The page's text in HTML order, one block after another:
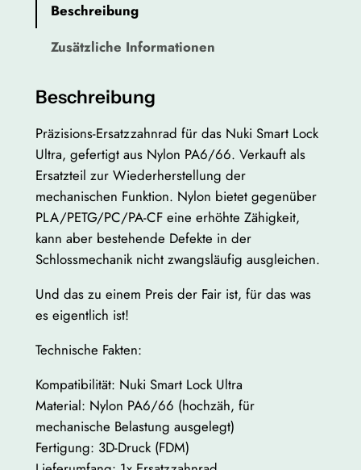
a
z
h
n
r
a
d
f
ü
N
u
k
S
m
a
r
Beschreibung
Zusätzliche Informationen
Beschreibung
Präzisions-Ersatzzahnrad für das Nuki Smart Lock
Ultra, gefertigt aus Nylon PA6/66. Verkauft als
Ersatzteil zur Wiederherstellung der
mechanischen Funktion. Nylon bietet gegenüber
PLA/PETG/PC/PA-CF eine erhöhte Zähigkeit,
kann aber bestehende Defekte in der
Schlossmechanik nicht zwangsläufig ausgleichen.
Und das zu einem Preis der Fair ist, für das was
es eigentlich ist!
Technische Fakten:
Kompatibilität: Nuki Smart Lock Ultra
Material: Nylon PA6/66 (hochzäh, für
mechanische Belastung ausgelegt)
Fertigung: 3D-Druck (FDM)